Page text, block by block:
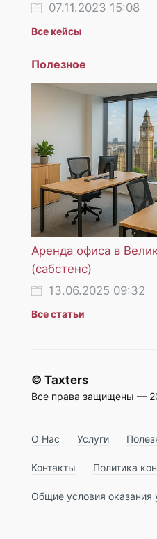
07.11.2023 15:08
Все кейсы
Полезное
Аренда офиса в
(сабстенс)
13.06.2025 09:32
Все статьи
© Taxters
Все права защищены —
О Нас Услуги
Контакты Политика
Общие условия оказания